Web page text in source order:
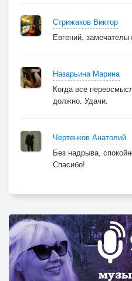
Стрижаков Виктор
Евгений,
Назарьина Марина
Когда все
должно. Удачи.
Чертенков Анатолий
Без надрыва,
Спасибо!